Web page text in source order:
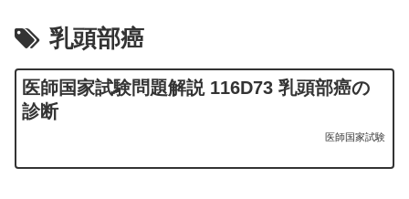
乳頭部癌
医師国家試験問題解説 116D73 乳頭部癌の
診断
医師国家試験